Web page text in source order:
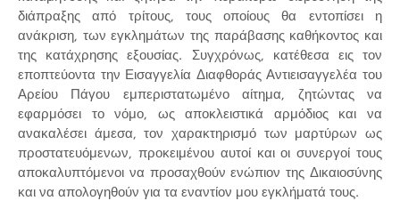
διάπραξης από τρίτους, τους οποίους θα εντοπίσει η
ανάκριση, των εγκλημάτων της παράβασης καθήκοντος και
της κατάχρησης εξουσίας. Συγχρόνως, κατέθεσα εις τον
εποπτεύοντα την Εισαγγελία Διαφθοράς Αντιεισαγγελέα του
Αρείου Πάγου εμπεριστατωμένο αίτημα, ζητώντας να
εφαρμόσει το νόμο, ως αποκλειστικά αρμόδιος και να
ανακαλέσει άμεσα, τον χαρακτηρισμό των μαρτύρων ως
προστατευόμενων, προκειμένου αυτοί και οι συνεργοί τους
αποκαλυπτόμενοι να προσαχθούν ενώπιον της Δικαιοσύνης
και να απολογηθούν για τα εναντίον μου εγκλήματά τους.